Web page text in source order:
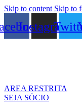
Skip to content Skip to
Instagram
AREA RESTRITA
SEJA SÓCIO